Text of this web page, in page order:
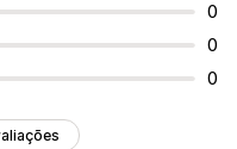
0
0
0